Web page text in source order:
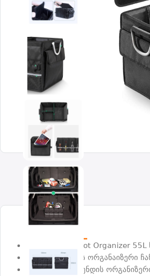
UGREEN Car Boot Organizer
ინსტრუმენტების ორგანაიზერი
UGREEN- ის ბრენდის